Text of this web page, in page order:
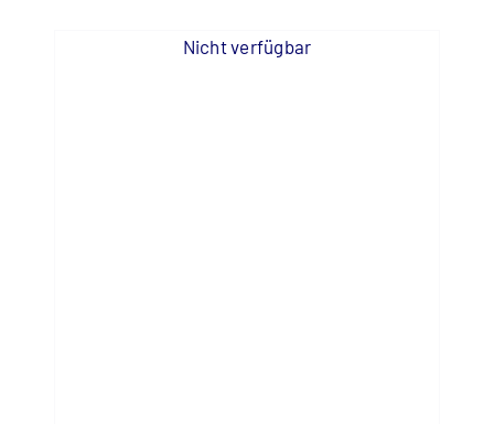
Nicht verfügbar